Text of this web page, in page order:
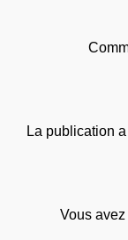
La publication
Vous